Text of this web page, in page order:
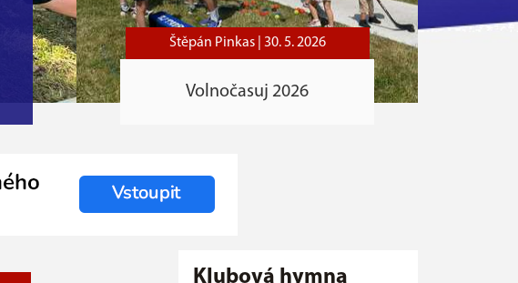
Štěpán Pinkas | 30. 5. 2026
Volnočasuj 2026
Klubová hymna